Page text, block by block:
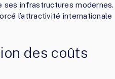
ses infrastructures modernes.
l’attractivité internationale
des coûts